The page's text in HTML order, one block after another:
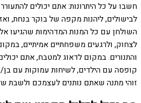
חשבו על כל היתרונות: אתם יכולים
לבישולים, ליהנות מקפה של בוקר בנחת,
השולחן עם כל המנות המדהימות שהגיעו
לצחוק, ולרגעים משפחתיים אמיתיים,
והתנורים. במקום לדאוג למטבח, אתם
קופסה עם הילדים, לשיחות עמוקות עם בן/
זוהי מתנה שאתם נותנים לעצמכם ולשבת